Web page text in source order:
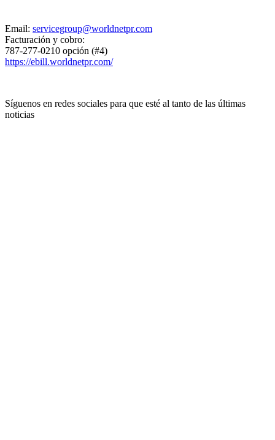
Email: servicegroup@worldnetpr.com
Facturación y cobro:
787-277-0210 opción (#4)
https://ebill.worldnetpr.com/
Síguenos en redes sociales para que esté al tanto de las últimas
noticias